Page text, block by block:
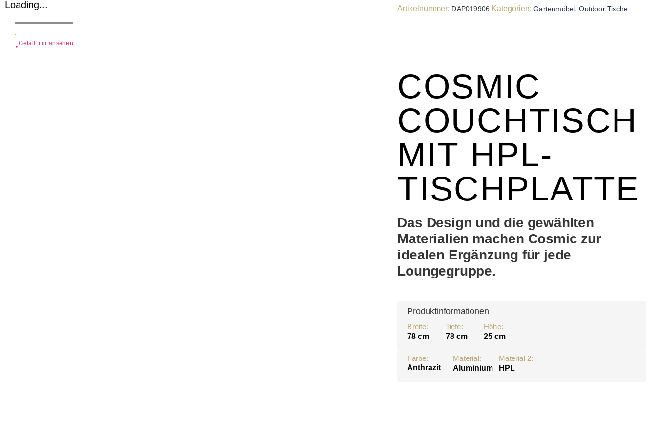
Gefällt mir ansehen
Loading... Artikelnummer: DAP019906 Kategorien:Gartenmöbel,Outdoor Tische
COSMIC
COUCHTISCH
MIT HPL-
TISCHPLATTE
Das Design und die gewählten
Materialien machen Cosmic zur
idealen Ergänzung für jede
Loungegruppe.
Produktinformationen
Breite:
78 cm
Tiefe:
78 cm
Höhe:
25 cm
Farbe:
Anthrazit
Material:
Aluminium
Material 2:
HPL